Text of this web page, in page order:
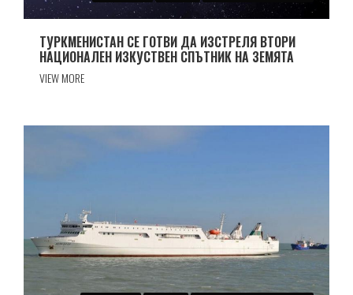
ТУРКМЕНИСТАН СЕ ГОТВИ ДА ИЗСТРЕЛЯ ВТОРИ
НАЦИОНАЛЕН ИЗКУСТВЕН СПЪТНИК НА ЗЕМЯТА
VIEW MORE